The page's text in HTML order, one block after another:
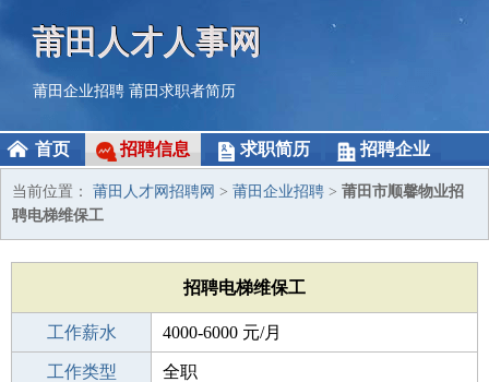
莆田人才人事网
莆田企业招聘 莆田求职者简历
首页 招聘信息 求职简历 招聘企业
当前位置： 莆田人才网招聘网 > 莆田企业招聘 > 莆田市顺馨物业招
聘电梯维保工
招聘电梯维保工
工作薪水 4000-6000 元/月
招聘人数
工作类型 全职